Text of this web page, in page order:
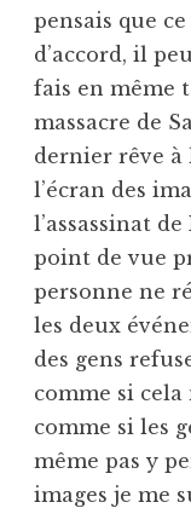
pensais que
d’accord, il
fais en même
massacre de
dernier rêve à
l’écran des
l’assassinat
point de vue
personne ne
les deux
des gens
comme si cela
comme si les
même pas y
images je me